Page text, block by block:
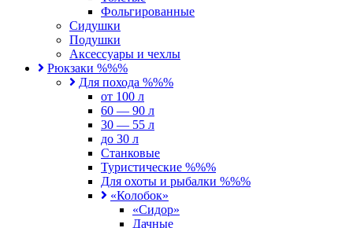
Фольгированные
Сидушки
Подушки
Аксессуары и чехлы
Рюкзаки %%%
Для похода %%%
от 100 л
60 — 90 л
30 — 55 л
до 30 л
Станковые
Туристические %%%
Для охоты и рыбалки %%%
«Колобок»
«Сидор»
Дачные